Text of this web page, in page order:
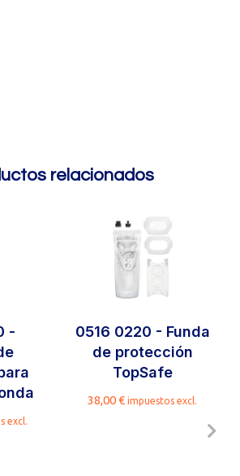
relacionados
-
excl.
0516 0220 - Funda
de protección
TopSafe
38,00€ impuestos excl.